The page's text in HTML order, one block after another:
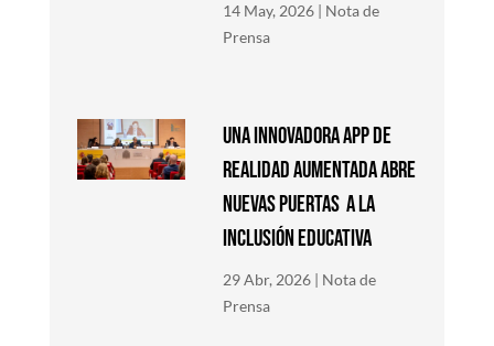
14 May, 2026 | Nota de
Prensa
Una innovadora app de
Realidad Aumentada abre
nuevas puertas a la
inclusión educativa
29 Abr, 2026 | Nota de
Prensa